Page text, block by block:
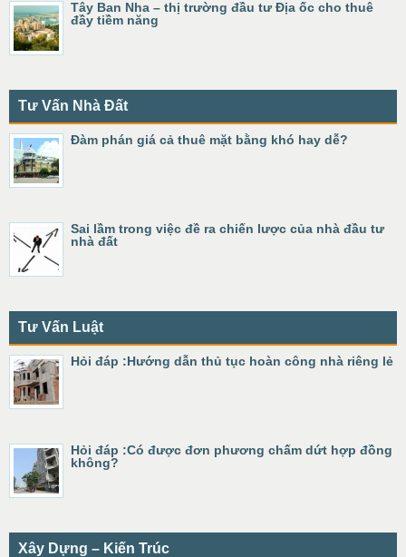
Tây Ban Nha – thị trường đầu tư Địa ốc cho thuê
đầy tiềm năng
Tư Vấn Nhà Đất
Đàm phán giá cả thuê mặt bằng khó hay dễ?
Sai lầm trong việc đề ra chiến lược của nhà đầu tư
nhà đất
Tư Vấn Luật
Hỏi đáp :Hướng dẫn thủ tục hoàn công nhà riêng lẻ
Hỏi đáp :Có được đơn phương chấm dứt hợp đồng
không?
Xây Dựng – Kiến Trúc